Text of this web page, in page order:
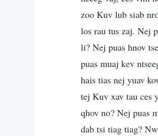
zoo Kuv lub siab
los rau tus zaj. Nej
li? Nej puas hnov
puas muaj kev
hais tias nej yuav
tej Kuv xav tau ces
qhov no? Nej puas
dab tsi tiag tiag?